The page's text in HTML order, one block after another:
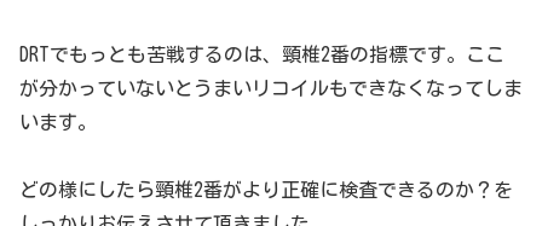
DRTでもっとも苦戦するのは、頸椎2番の指標です。ここ
が分かっていないとうまいリコイルもできなくなってしま
います。
どの様にしたら頸椎2番がより正確に検査できるのか？を